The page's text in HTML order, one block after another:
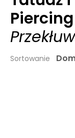
Piercing
Sortowanie